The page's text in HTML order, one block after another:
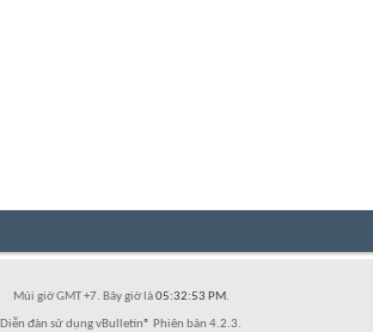
Múi giờ GMT +7. Bây giờ là05:32:53 PM.
Diễn đàn sử dụng vBulletin® Phiên bản 4.2.3.